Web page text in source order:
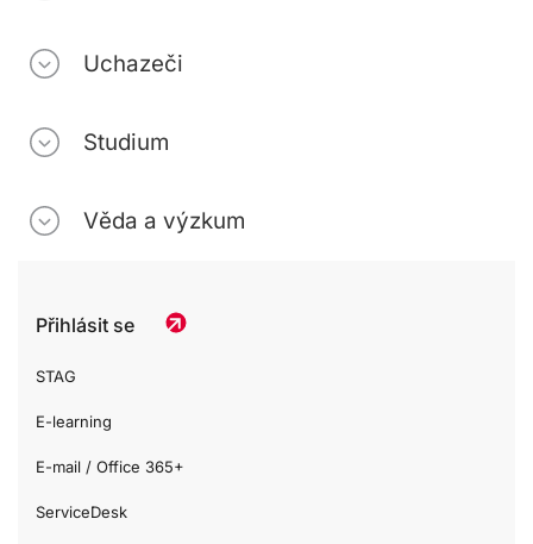
Uchazeči
Studium
Věda a výzkum
Přihlásit se
STAG
E-learning
E-mail / Office 365+
ServiceDesk